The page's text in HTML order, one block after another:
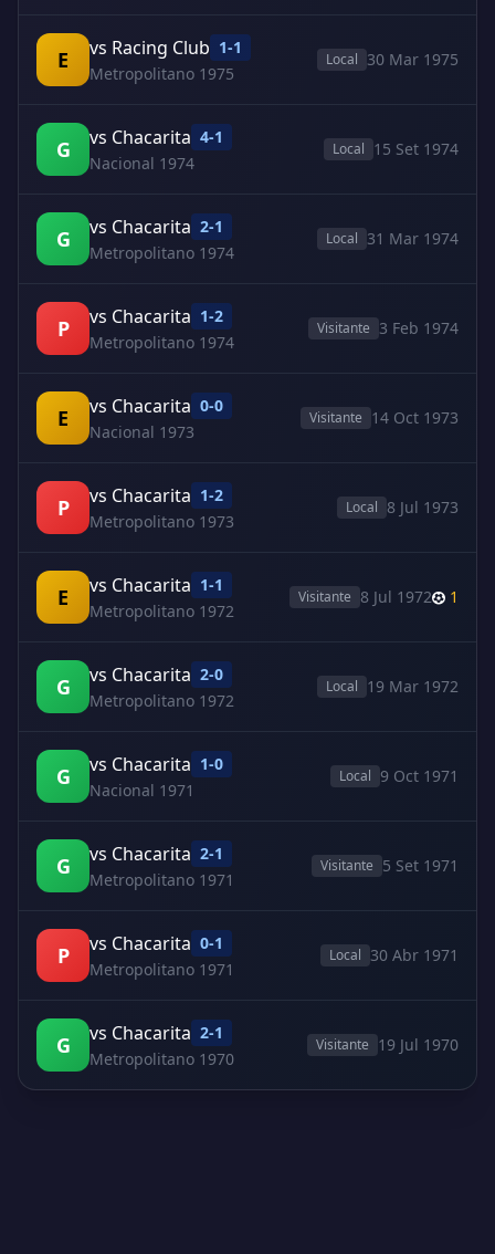
E vs Racing Club 1-1
Metropolitano 1975
Local 30 Mar 1975
G vs Chacarita 4-1
Nacional 1974
Local 15 Set 1974
G vs Chacarita 2-1
Metropolitano 1974
Local 31 Mar 1974
P vs Chacarita 1-2
Metropolitano 1974
Visitante 3 Feb 1974
E vs Chacarita 0-0
Nacional 1973
Visitante 14 Oct 1973
P vs Chacarita 1-2
Metropolitano 1973
Local 8 Jul 1973
E vs Chacarita 1-1
Metropolitano 1972
Visitante 8 Jul 1972 1
G vs Chacarita 2-0
Metropolitano 1972
Local 19 Mar 1972
G vs Chacarita 1-0
Nacional 1971
Local 9 Oct 1971
G vs Chacarita 2-1
Metropolitano 1971
Visitante 5 Set 1971
P vs Chacarita 0-1
Metropolitano 1971
Local 30 Abr 1971
G vs Chacarita 2-1
Metropolitano 1970
Visitante 19 Jul 1970